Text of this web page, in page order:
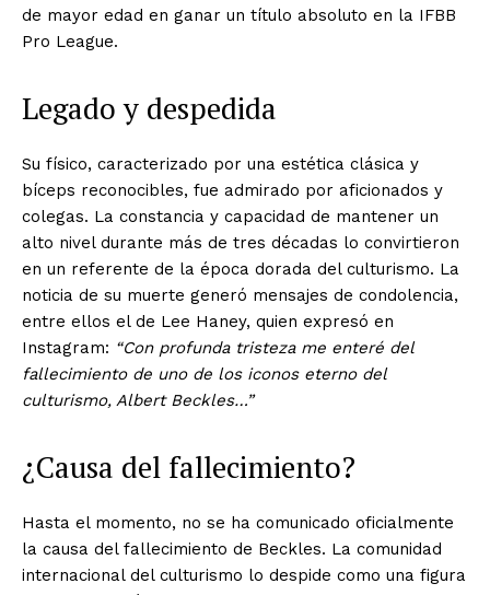
de mayor edad en ganar un título absoluto en la IFBB
Pro League.
Legado y despedida
Su físico, caracterizado por una estética clásica y
bíceps reconocibles, fue admirado por aficionados y
colegas. La constancia y capacidad de mantener un
alto nivel durante más de tres décadas lo convirtieron
en un referente de la época dorada del culturismo. La
noticia de su muerte generó mensajes de condolencia,
entre ellos el de Lee Haney, quien expresó en
Instagram: “Con profunda tristeza me enteré del
fallecimiento de uno de los iconos eterno del
culturismo, Albert Beckles…”
¿Causa del fallecimiento?
Hasta el momento, no se ha comunicado oficialmente
la causa del fallecimiento de Beckles. La comunidad
internacional del culturismo lo despide como una figura